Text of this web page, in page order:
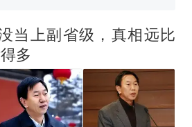
作废，公平么？
当上副省级，真相远比
多